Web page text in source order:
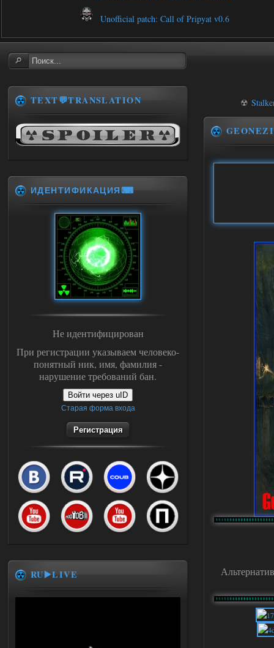
Unofficial patch: Call of Pripyat v0.6
☢
TEXT💬TRANSLATION
ИДЕНТИФИКАЦИЯ⌨
Не идентифицирован
При регистрации указываем человеко-
понятный ник, имя, фамилия -
нарушение требований бан.
Войти через uID
Старая форма входа
Регистрация
RU▶️LIVE